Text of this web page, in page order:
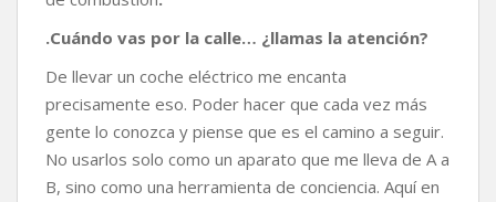
.Cuándo vas por la calle… ¿llamas la atención?
De llevar un coche eléctrico me encanta
precisamente eso. Poder hacer que cada vez más
gente lo conozca y piense que es el camino a seguir.
No usarlos solo como un aparato que me lleva de A a
B, sino como una herramienta de conciencia. Aquí en